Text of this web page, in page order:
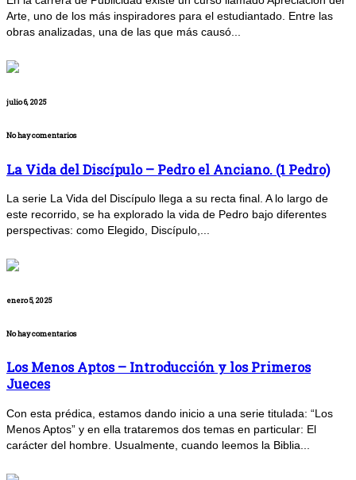
Arte, uno de los más inspiradores para el estudiantado. Entre las
obras analizadas, una de las que más causó...
julio 6, 2025
No hay comentarios
La Vida del Discípulo – Pedro el Anciano. (1 Pedro)
La serie La Vida del Discípulo llega a su recta final. A lo largo de
este recorrido, se ha explorado la vida de Pedro bajo diferentes
perspectivas: como Elegido, Discípulo,...
enero 5, 2025
No hay comentarios
Los Menos Aptos – Introducción y los Primeros
Jueces
Con esta prédica, estamos dando inicio a una serie titulada: “Los
Menos Aptos” y en ella trataremos dos temas en particular: El
carácter del hombre. Usualmente, cuando leemos la Biblia...